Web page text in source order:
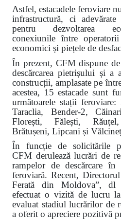
Astfel, estacadele feroviare
infrastructură, ci adevărate
pentru dezvoltarea
conexiunile între
economici și piețele de
În prezent, CFM dispune
descărcarea pietrișului și a
construcții, amplasate pe
acestea, 15 estacade sunt
următoarele stații feroviare:
Taraclia, Bender-2,
Florești, Fălești,
Brătușeni, Lipcani și
În funcție de solicitările
CFM derulează lucrări de
rampelor de descărcare
feroviară. Recent,
Ferată din Moldova”, dl
efectuat o vizită de lucru
evaluat stadiul lucrărilor de
a oferit o apreciere pozitivă